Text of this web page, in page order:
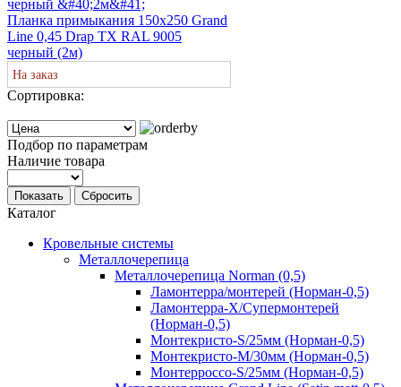
Планка примыкания 150х250 Grand
Line 0,45 Drap ТХ RAL 9005
черный (2м)
На заказ
Сортировка:
Подбор по параметрам
Наличие товара
Показать Сбросить
Каталог
Кровельные системы
Металлочерепица
Металлочерепица Norman (0,5)
Ламонтерра/монтерей (Норман-0,5)
Ламонтерра-Х/Супермонтерей
(Норман-0,5)
Монтекристо-S/25мм (Норман-0,5)
Монтекристо-M/30мм (Норман-0,5)
Монтерроссо-S/25мм (Норман-0,5)